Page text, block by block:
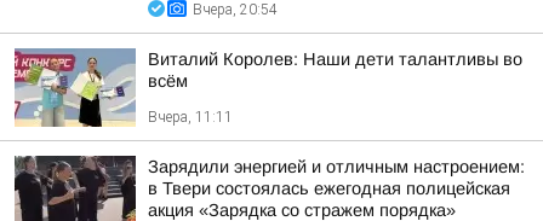
Вчера, 20:54
Виталий Королев: Наши дети талантливы во
всём
Вчера, 11:11
Зарядили энергией и отличным настроением:
в Твери состоялась ежегодная полицейская
акция «Зарядка со стражем порядка»